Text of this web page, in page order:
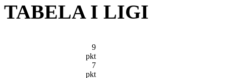
TABELA I LIGI
9
pkt
7
pkt